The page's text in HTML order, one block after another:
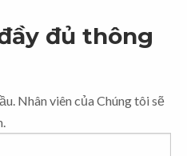
đủ thông
Nhân viên của Chúng tôi sẽ